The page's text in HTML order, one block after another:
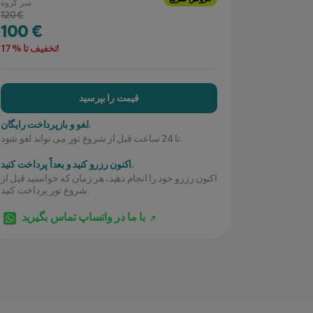
سر گروه
120 €
100 €
تخفیف تا %17!
قیمت را بپرسید
لغو و بازپرداخت رایگان.
تا 24 ساعت قبل از شروع تور می تواند لغو شود.
اکنون رزرو کنید و بعداً پرداخت کنید.
اکنون رزرو خود را انجام دهید، هر زمان که خواستید قبل از
شروع تور پرداخت کنید.
با ما در واتساپ تماس بگیرید